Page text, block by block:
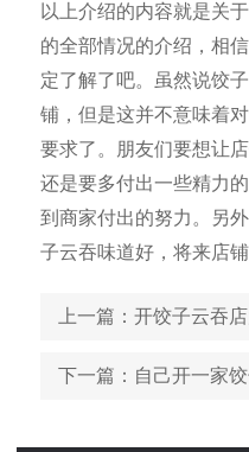
以上介绍的内容就是关
的全部情况的介绍，相
定了解了吧。虽然说饺
铺，但是这并不意味着
要求了。朋友们要想让
还是要多付出一些精力
到商家付出的努力。另
子云吞味道好，将来店
上一篇 ：开饺子云吞店
下一篇 ：自己开一家饺